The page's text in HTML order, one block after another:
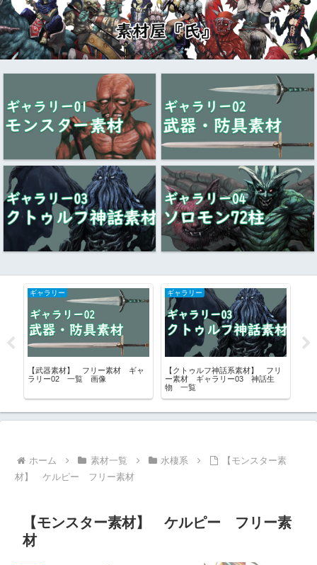
ギャラリー
【武器素材】 フリー素材 ギャ
ラリー02 一覧 画像
ギャラリー
【クトゥルフ神話系素材】 フリ
ー素材 ギャラリー03 神話生
物 一覧
ホーム 素材一覧 水棲系
【モンスター素
材】 ケルピー フリー素材
【モンスター素材】 ケルピー フリー素
材